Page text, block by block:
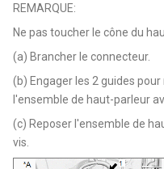
REMARQUE:
Ne pas toucher le cône du
(a) Brancher le connecteur.
(b) Engager les 2 guides
l'ensemble de haut-parleur
(c) Reposer l'ensemble de
vis.